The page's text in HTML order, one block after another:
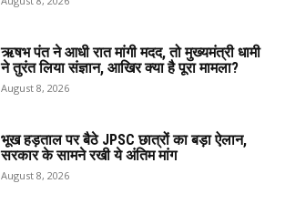
ऋषभ पंत ने आधी रात मांगी मदद, तो मुख्यमंत्री धामी
ने तुरंत लिया संज्ञान, आखिर क्या है पूरा मामला?
August 8, 2026
भूख हड़ताल पर बैठे JPSC छात्रों का बड़ा ऐलान,
सरकार के सामने रखी ये अंतिम मांग
August 8, 2026